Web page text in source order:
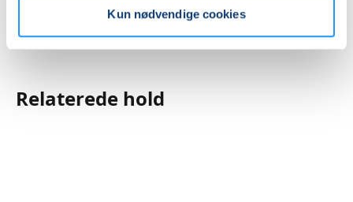
Kun nødvendige cookies
Relaterede hold